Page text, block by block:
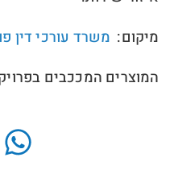
מיקום: משרד עורכי דין
המוצרים המככבים